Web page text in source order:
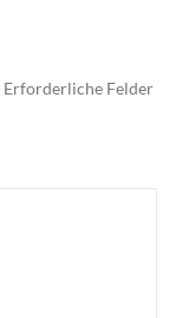
Erforderliche Felder